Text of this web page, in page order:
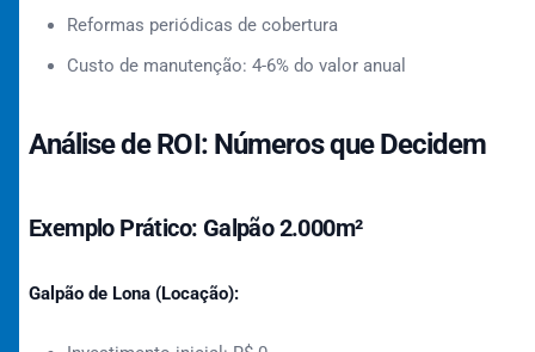
Reformas periódicas de cobertura
Custo de manutenção: 4-6% do valor anual
Análise de ROI: Números que Decidem
Exemplo Prático: Galpão 2.000m²
Galpão de Lona (Locação):